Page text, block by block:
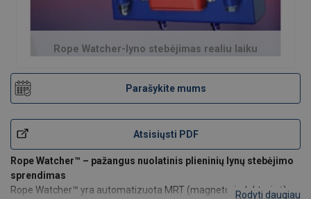
Rope Watcher-lyno stebėjimas realiu laiku
Parašykite mums
Atsisiųsti PDF
Rope Watcher™ – pažangus nuolatinis plieninių lynų stebėjimo
sprendimas
Rope Watcher™ yra automatizuota MRT (magneto-induktyvinė)
Rodyti daugiau